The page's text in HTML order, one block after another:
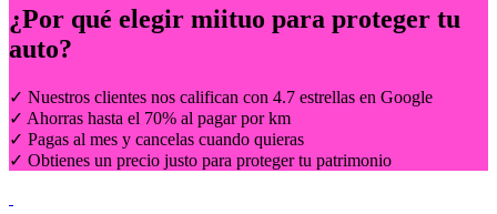
¿Por qué elegir miituo para proteger tu
auto?
✓ Nuestros clientes nos califican con 4.7 estrellas en Google
✓ Ahorras hasta el 70% al pagar por km
✓ Pagas al mes y cancelas cuando quieras
✓ Obtienes un precio justo para proteger tu patrimonio